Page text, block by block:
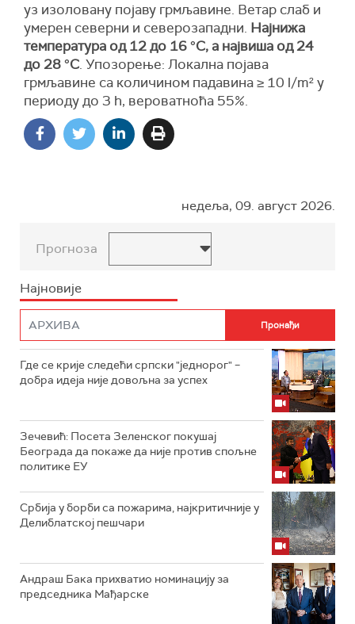
уз изоловану појаву грмљавине. Ветар слаб и
умерен северни и северозападни. Најнижа
температура од 12 до 16 °С, а највиша од 24
до 28 °С. Упозорење: Локална појава
грмљавинe са количином падавина ≥ 10 l/m² у
периоду до 3 h, вероватноћа 55%.
недеља, 09. август 2026.
Прогноза
Најновије
Где се крије следећи српски "једнорог" –
добра идеја није довољна за успех
Зечевић: Посета Зеленског покушај
Београда да покаже да није против спољне
политике ЕУ
Србија у борби са пожарима, најкритичније у
Делиблатској пешчари
Андраш Бака прихватио номинацију за
председника Мађарске